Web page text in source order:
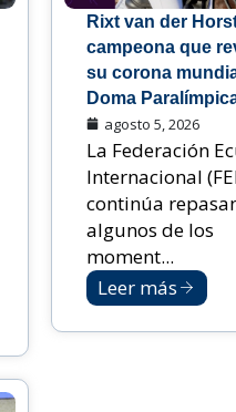
Rixt van der
campeona que
su corona
Doma
agosto 5, 2026
La Federación
Internacional
continúa
algunos de los
moment...
Leer más